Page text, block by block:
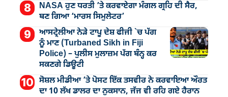
NASA ਹੁਣ ਧਰਤੀ ’ਤੇ ਕਰਵਾਏਗਾ ਮੰਗਲ ਗ੍ਰਹਿ ਦੀ ਸੈਰ,
ਬਣ ਗਿਆ ‘ਮਾਰਸ ਸਿਮੁਲੇਟਰ’
ਆਸਟ੍ਰੇਲੀਆ ਨੇੜੇ ਟਾਪੂ ਦੇਸ਼ ਫੀਜੀ `ਚ ਪੱਗ
ਨੂੰ ਮਾਣ (Turbaned Sikh in Fiji
Police) – ਪੁਲੀਸ ਮੁਲਾਜ਼ਮ ਪੱਗ ਬੰਨ੍ਹ ਕਰ
ਸਕਣਗੇ ਡਿਊਟੀ
ਸੋਸ਼ਲ ਮੀਡੀਆ ’ਤੇ ਪੋਸਟ ਇੱਕ ਤਸਵੀਰ ਨੇ ਕਰਵਾਇਆ ਔਰਤ
ਦਾ 10 ਲੱਖ ਡਾਲਰ ਦਾ ਨੁਕਸਾਨ, ਜੱਜ ਵੀ ਰਹਿ ਗਏ ਹੈਰਾਨ